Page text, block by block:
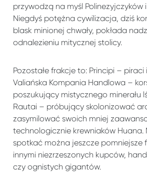
przywodzą na myśl Polinezyjczyków
Niegdyś potężna cywilizacja, dziś
blask minionej chwały, pokłada
odnalezieniu mitycznej stolicy.
Pozostałe frakcje to: Principi – piraci
Valiańska Kompania Handlowa –
poszukujący mistycznego minerału
Rautai – próbujący skolonizować
zasymilować swoich mniej
technologicznie krewniaków Huana.
spotkać można jeszcze pomniejsze
innymi niezrzeszonych kupców,
czy ognistych gigantów.